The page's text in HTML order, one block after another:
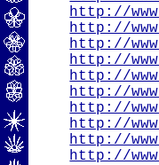
http://
http://
http://
http://
http://
http://
http://
http://
http://
http://